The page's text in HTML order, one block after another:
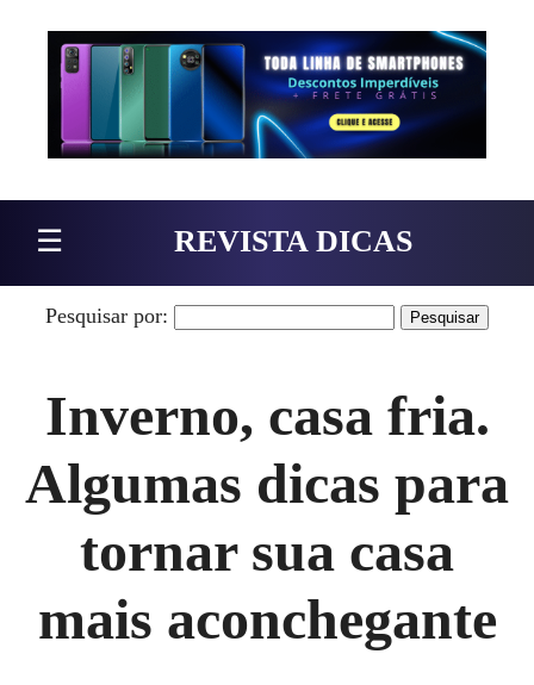
Pular para o conteúdo
☰ REVISTA DICAS
Pesquisar por:
Inverno, casa fria.
Algumas dicas para
tornar sua casa
mais aconchegante